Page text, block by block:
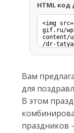
HTML код
Вам
для
В этом
праздников